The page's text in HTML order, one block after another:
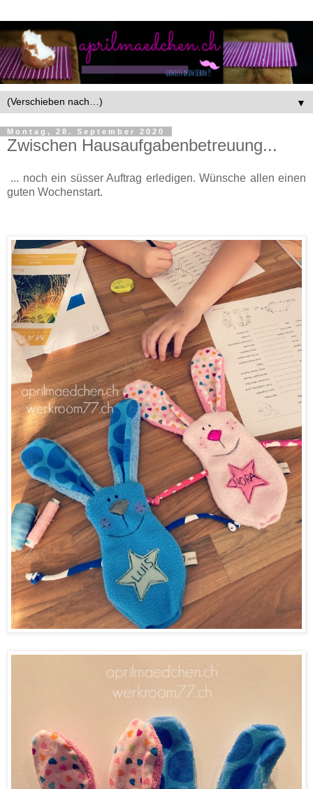
▼
Montag, 28. September 2020
Zwischen Hausaufgabenbetreuung...
... noch ein süsser Auftrag erledigen. Wünsche allen einen
guten Wochenstart.